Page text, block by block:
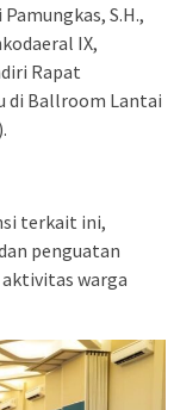
S.H.,
IX,
Rapat
di Ballroom Lantai
terkait ini,
penguatan
warga